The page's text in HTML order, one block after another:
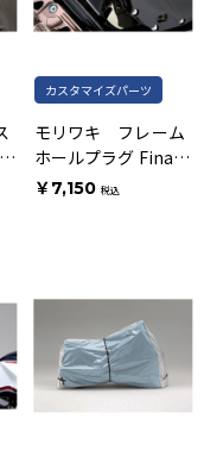
カスタマイズパーツ
モリワキ フレーム
ホールプラグ Final
Edition
￥7,150 税込